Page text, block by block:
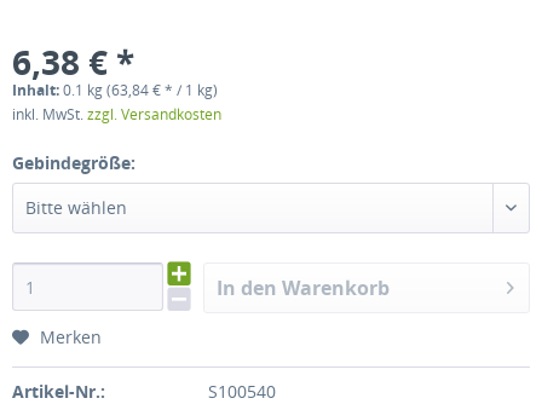
6,38 € *
Inhalt:0.1 kg (63,84 € * / 1 kg)
inkl. MwSt.zzgl. Versandkosten
Gebindegröße:
Bitte wählen
In den Warenkorb
Merken
Artikel-Nr.:
S100540